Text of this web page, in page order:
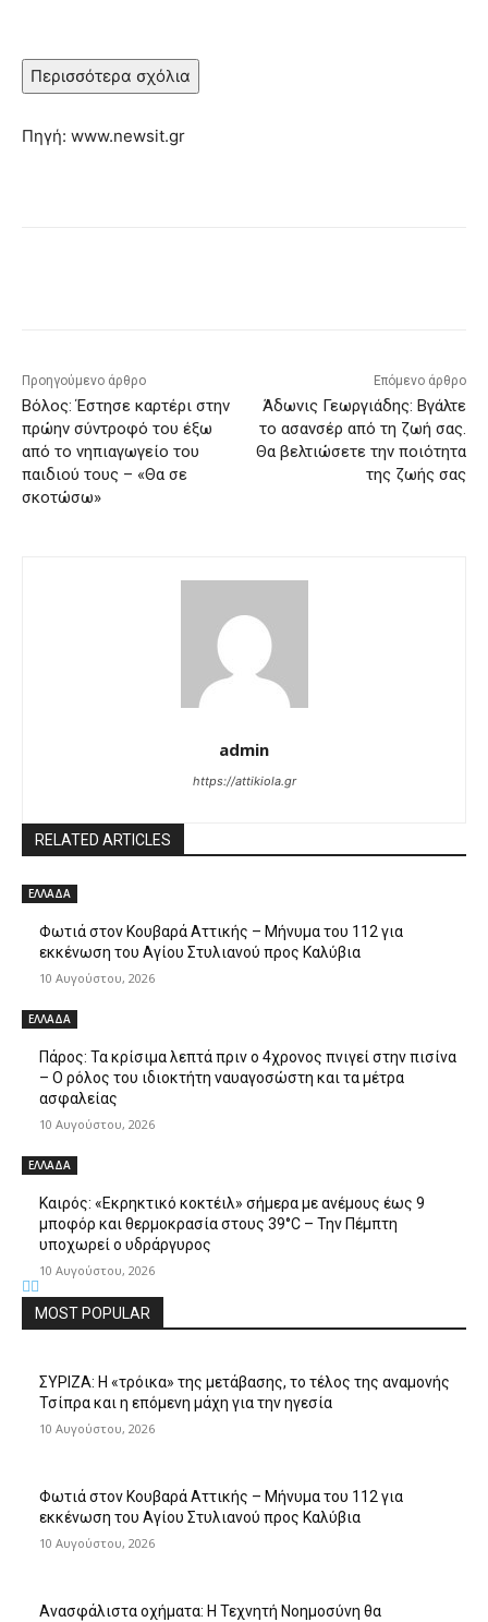
Περισσότερα σχόλια
Πηγή: www.newsit.gr
Προηγούμενο άρθρο
Βόλος: Έστησε καρτέρι στην
πρώην σύντροφό του έξω
από το νηπιαγωγείο του
παιδιού τους – «Θα σε
σκοτώσω»
Επόμενο άρθρο
Άδωνις Γεωργιάδης: Βγάλτε
το ασανσέρ από τη ζωή σας.
Θα βελτιώσετε την ποιότητα
της ζωής σας
admin
https://attikiola.gr
RELATED ARTICLES
ΕΛΛΑΔΑ
Φωτιά στον Κουβαρά Αττικής – Μήνυμα του 112 για
εκκένωση του Αγίου Στυλιανού προς Καλύβια
10 Αυγούστου, 2026
ΕΛΛΑΔΑ
Πάρος: Τα κρίσιμα λεπτά πριν ο 4χρονος πνιγεί στην πισίνα
– Ο ρόλος του ιδιοκτήτη ναυαγοσώστη και τα μέτρα
ασφαλείας
10 Αυγούστου, 2026
ΕΛΛΑΔΑ
Καιρός: «Εκρηκτικό κοκτέιλ» σήμερα με ανέμους έως 9
μποφόρ και θερμοκρασία στους 39°C – Την Πέμπτη
υποχωρεί ο υδράργυρος
10 Αυγούστου, 2026
MOST POPULAR
ΣΥΡΙΖΑ: Η «τρόικα» της μετάβασης, το τέλος της αναμονής
Τσίπρα και η επόμενη μάχη για την ηγεσία
10 Αυγούστου, 2026
Φωτιά στον Κουβαρά Αττικής – Μήνυμα του 112 για
εκκένωση του Αγίου Στυλιανού προς Καλύβια
10 Αυγούστου, 2026
Ανασφάλιστα οχήματα: Η Τεχνητή Νοημοσύνη θα